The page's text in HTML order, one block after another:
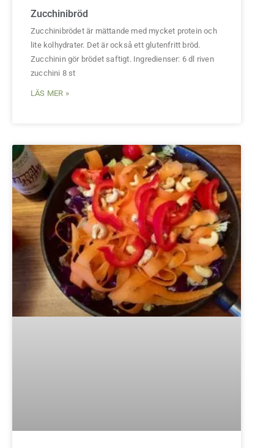
Zucchinibröd
Zucchinibrödet är mättande med mycket protein och
lite kolhydrater. Det är också ett glutenfritt bröd.
Zucchinin gör brödet saftigt. Ingredienser: 6 dl riven
zucchini 8 st
LÄS MER »